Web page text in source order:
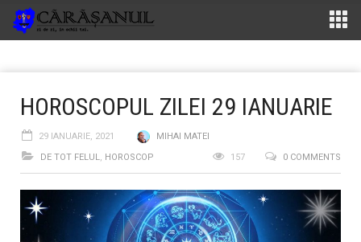
HOROSCOPUL ZILEI 29 IANUARIE
29 IANUARIE, 2021
MIHAI MATEI
DE TOT FELUL, HOROSCOP 0 COMMENTS
157